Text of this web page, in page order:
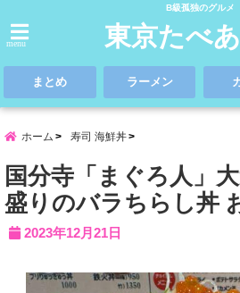
B級孤独のグルメ
menu 東京たべ
まとめ ラーメン
ホーム 寿司 海鮮丼
国分寺「まぐろ人」
盛りのバラちらし丼
2023年12月21日